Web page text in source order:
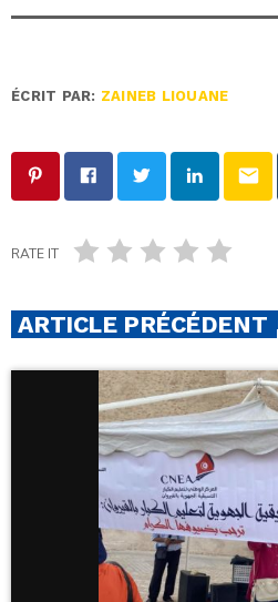
ÉCRIT PAR: ZAINEB LIOUANE
email
RATE IT
ARTICLE PRÉCÉDENT